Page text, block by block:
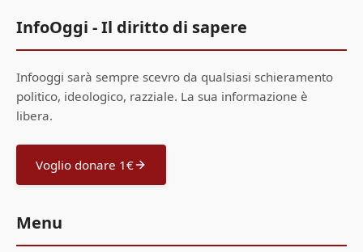
InfoOggi - Il diritto di sapere
Infooggi sarà sempre scevro da qualsiasi schieramento
politico, ideologico, razziale. La sua informazione è
libera.
Voglio donare 1€
Menu